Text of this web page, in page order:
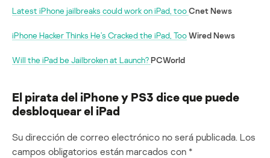
Latest iPhone jailbreaks could work on iPad, tooCnet News
iPhone Hacker Thinks He’s Cracked the iPad, TooWired News
Will the iPad be Jailbroken at Launch?PCWorld
El pirata del iPhone y PS3 dice que puede
desbloquear el iPad
Su dirección de correo electrónico no será publicada. Los
campos obligatorios están marcados con *